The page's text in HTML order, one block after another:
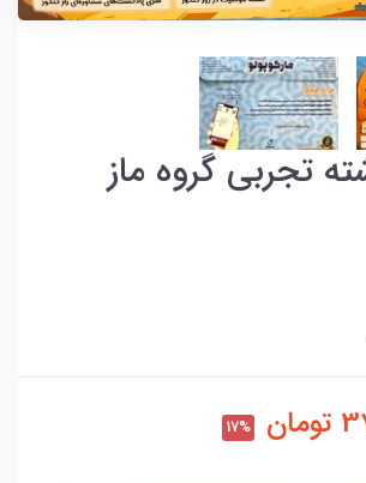
تجربی گروه ماز
تومان 17%